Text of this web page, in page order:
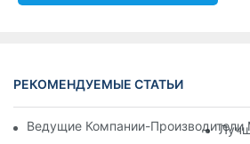
РЕКОМЕНДУЕМЫЕ СТАТЬИ
Ведущие Компании-